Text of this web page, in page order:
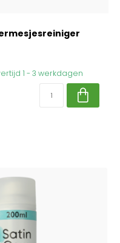
1 - 3 werkdagen